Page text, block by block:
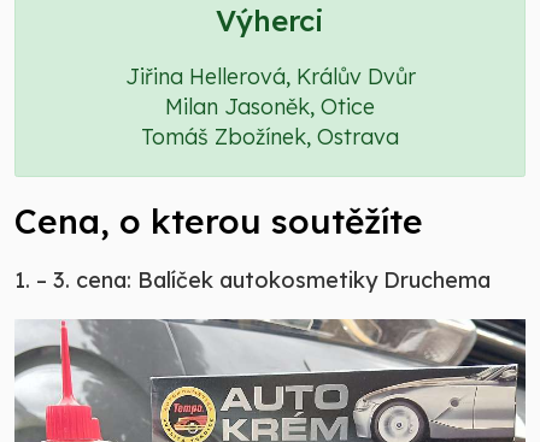
Výherci
Jiřina Hellerová, Králův Dvůr
Milan Jasoněk, Otice
Tomáš Zbožínek, Ostrava
Cena, o kterou soutěžíte
1. – 3. cena: Balíček autokosmetiky Druchema